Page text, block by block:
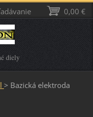
diely
> Bazická elektroda
0,00 €